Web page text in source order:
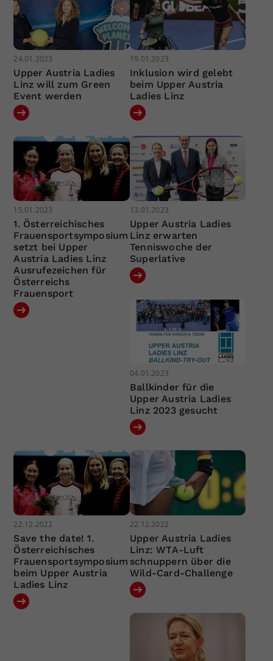
24.01.2023
Upper Austria Ladies
Linz will zum Green
Event werden
19.01.2023
Inklusion wird gelebt
beim Upper Austria
Ladies Linz
15.01.2023
1. Österreichisches
Frauensportsymposium
setzt bei Upper
Austria Ladies Linz
Ausrufezeichen für
Österreichs
Frauensport
13.01.2023
Upper Austria Ladies
Linz erwarten
Tenniswoche der
Superlative
04.01.2023
Ballkinder für die
Upper Austria Ladies
Linz 2023 gesucht
22.12.2022
Save the date! 1.
Österreichisches
Frauensportsymposium
beim Upper Austria
Ladies Linz
22.12.2022
Upper Austria Ladies
Linz: WTA-Luft
schnuppern über die
Wild-Card-Challenge